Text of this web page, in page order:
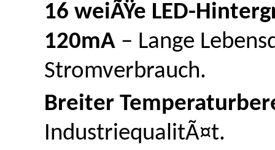
16 weiÃŸe LED-
120mA – Lange
Stromverbrauch.
Breiter
IndustriequalitÃ¤t.